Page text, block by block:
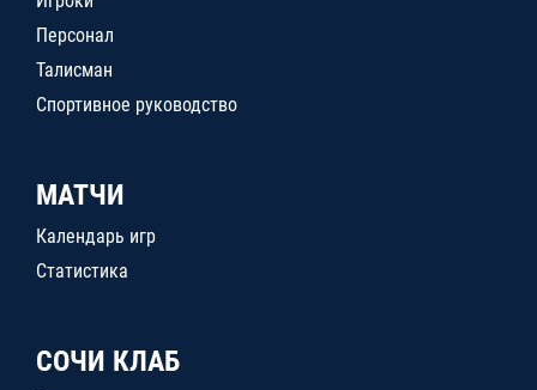
Персонал
Талисман
Спортивное руководство
МАТЧИ
Календарь игр
Статистика
СОЧИ КЛАБ